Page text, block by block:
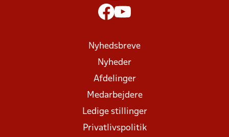
Nyhedsbreve
Nyheder
Afdelinger
Medarbejdere
Ledige stillinger
Privatlivspolitik